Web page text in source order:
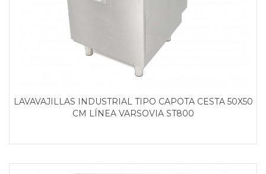
LAVAVAJILLAS INDUSTRIAL TIPO CAPOTA CESTA 50X50
CM LÍNEA VARSOVIA ST800